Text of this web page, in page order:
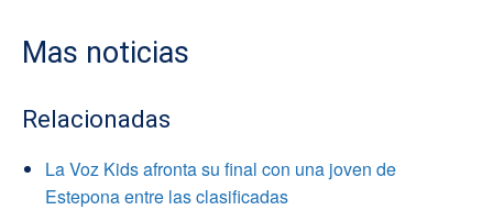
Mas noticias
Relacionadas
La Voz Kids afronta su final con una joven de
Estepona entre las clasificadas